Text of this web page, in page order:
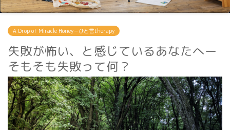
A Drop of Miracle Honey－ひと言therapy
失敗が怖い、と感じているあなたへー
そもそも失敗って何？